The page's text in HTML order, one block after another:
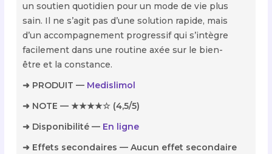
un soutien quotidien pour un mode de vie plus
sain. Il ne s’agit pas d’une solution rapide, mais
d’un accompagnement progressif qui s’intègre
facilement dans une routine axée sur le bien-
être et la constance.
➜ PRODUIT — Medislimol
➜ NOTE — ★★★★☆ (4,5/5)
➜ Disponibilité — En ligne
➜ Effets secondaires — Aucun effet secondaire